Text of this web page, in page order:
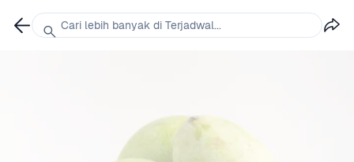
Cari lebih banyak di Terjadwal...